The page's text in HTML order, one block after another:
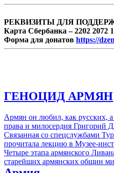
РЕКВИЗИТЫ ДЛЯ
Карта Сбербанка – 2202 2072
Форма для донатов https://
ГЕНОЦИД АРМЯН
Армян он любил, как русских,
права и милосердия Григорий
Связанная со спецслужбами
прочитала лекцию в Музее-
Четыре этапа армянского
старейших армянских общин